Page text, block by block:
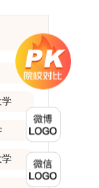
五、申
需满足
关要
学博士
所有申请
行网上报
志愿填
报名系
三）报
请-考核
）材料
料并完成
关学院与
未完成
需下载并
确保材料
月22日
料送达
式邮寄；
存在弄
考生须对
得修
1.资格
，核实
年12
资格审
于2026
研究生
围。在加
营造风清
进德
人体系。
生的综合
。二、
接国家
提升研究
科博士
士专业
研究生
智能
式改革。